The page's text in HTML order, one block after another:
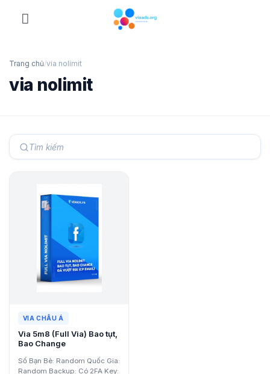
Trang chủ/via nolimit
via nolimit
VIA CHÂU Á
Via 5m8 (Full Via) Bao tụt,
Bao Change
Số Bạn Bè: Random Quốc Gia:
Random Backup: Có 2FA Key: